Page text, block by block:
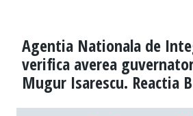
Agentia Nationala de
verifica averea
Mugur Isarescu. Reactia